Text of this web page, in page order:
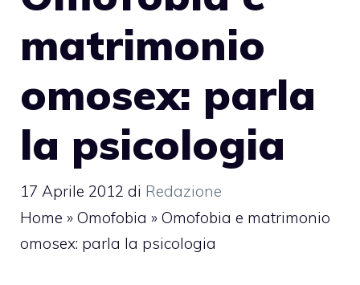
matrimonio
omosex: parla
la psicologia
17 Aprile 2012 di Redazione
Home » Omofobia » Omofobia e matrimonio
omosex: parla la psicologia